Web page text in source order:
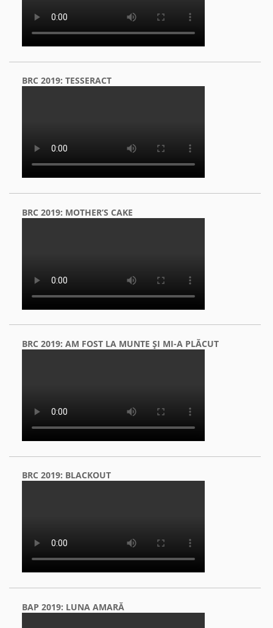
BRC 2019: TESSERACT
BRC 2019: MOTHER’S CAKE
BRC 2019: AM FOST LA MUNTE ŞI MI-A PLĂCUT
BRC 2019: BLACKOUT
BAP 2019: LUNA AMARĂ